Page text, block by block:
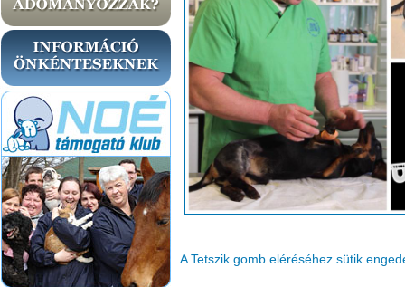
A Tetszik gomb eléréséhez sütik